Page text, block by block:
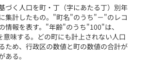
づく人口を町・丁（字にあたる丁）別年
集計したもの。"町名"のうち"－"のレコ
情報を表す。"年齢"のうち"100"は、
意味する。どの町にも計上されない人口
ため、行政区の数値と町の数値の合計が
ある。